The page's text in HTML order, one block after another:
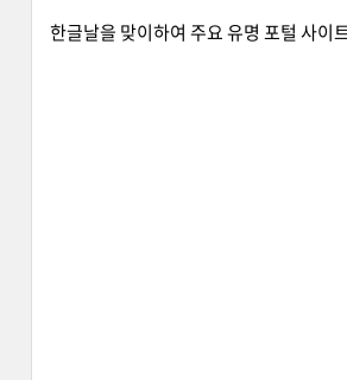
한글날을 맞이하여 주요 유명 포털 사이